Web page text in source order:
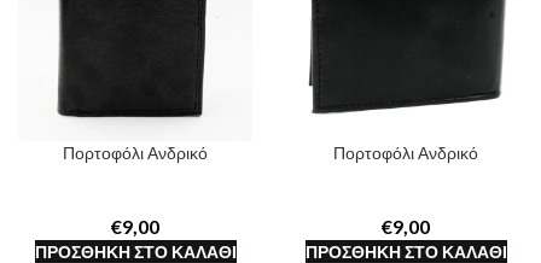
Πορτοφόλι Ανδρικό
€
ΠΡΟΣΘΉΚΗ ΣΤΟ ΚΑΛΆΘΙ
Πορτοφόλι Ανδρικό
€
ΠΡΟΣΘΉΚΗ ΣΤΟ ΚΑΛΆΘΙ